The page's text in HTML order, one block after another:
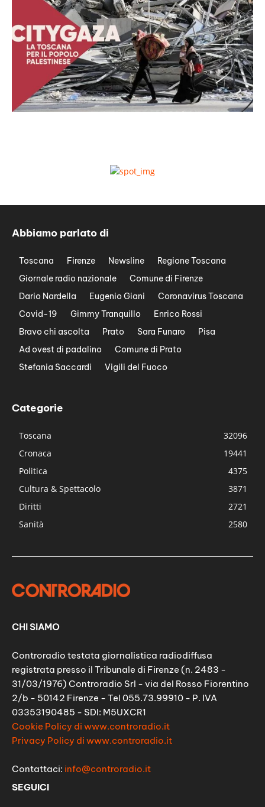
Abbiamo parlato di
Toscana Firenze Newsline
Regione Toscana
Giornale radio nazionale
Comune di Firenze
Dario Nardella
Eugenio Giani
Coronavirus Toscana
Covid-19
Gimmy Tranquillo
Enrico Rossi
Bravo chi ascolta
Prato Sara Funaro
Pisa
Ad ovest di padalino
Comune di Prato
Stefania Saccardi
Vigili del Fuoco
Categorie
Toscana
32096
Cronaca
19441
Politica
4375
Cultura & Spettacolo
3871
Diritti
2721
Sanità
2580
CHI SIAMO
Controradio testata giornalistica radiodiffusa
registrata presso il Tribunale di Firenze (n. 2483 -
31/03/1976) Controradio Srl - via del Rosso Fiorentino
2/b - 50142 Firenze - Tel 055.73.99910 - P. IVA
03353190485 - SDI: M5UXCR1
Cookie Policy di www.controradio.it
Privacy Policy di www.controradio.it
Contattaci: info@controradio.it
SEGUICI